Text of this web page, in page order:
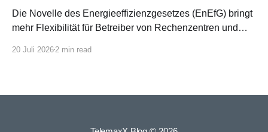
Die Novelle des Energieeffizienzgesetzes (EnEfG) bringt
mehr Flexibilität für Betreiber von Rechenzentren und
20 Juli 2026 2 min read